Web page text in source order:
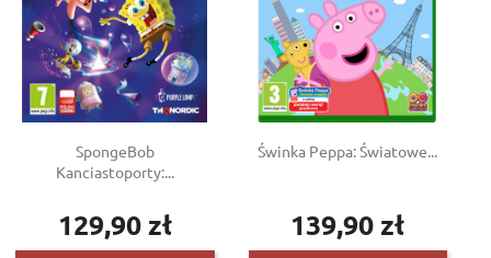
SpongeBob
Kanciastoporty:...
Cena
129,90 zł
Świnka Peppa: Światowe...
Cena
139,90 zł